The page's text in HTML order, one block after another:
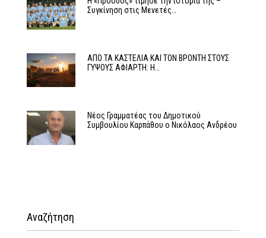
Συγκίνηση στις Μενετές…
ΑΠΟ ΤΑ ΚΑΣΤΕΛΙΑ ΚΑΙ ΤΟΝ ΒΡΟΝΤΗ ΣΤΟΥΣ
ΓΥΨΟΥΣ ΑΦΙΑΡΤΗ: Η…
Νέος Γραμματέας του Δημοτικού
Συμβουλίου Καρπάθου ο Νικόλαος Ανδρέου
Αναζήτηση